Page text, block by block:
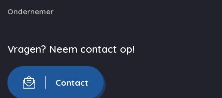
Ondernemer
Vragen? Neem contact op!
Contact